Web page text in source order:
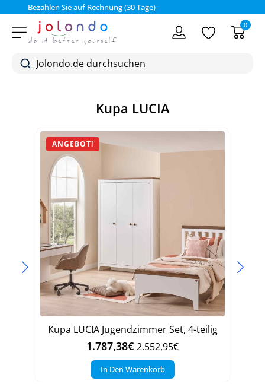
Bezahlen Sie auf Rechnung (30 Tage)
0
Kupa LUCIA
ANGEBOT!
Kupa LUCIA Jugendzimmer Set, 4-teilig
2.552,95€
Ursprünglicher
Preis
war:
1.787,38€Aktueller
Preis
ist:
In Den Warenkorb